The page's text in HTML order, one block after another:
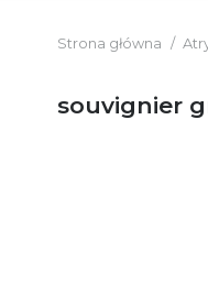
Strona główna /
souvignier